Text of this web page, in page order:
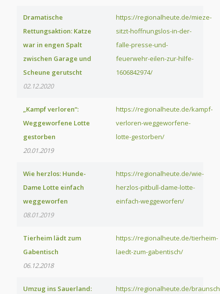
Dramatische
Rettungsaktion: Katze
war in engen Spalt
zwischen Garage und
Scheune gerutscht
02.12.2020
https://regionalheute.de/mieze-
sitzt-hoffnungslos-in-der-
falle-presse-und-
feuerwehr-eilen-zur-hilfe-
1606842974/
„Kampf verloren“:
Weggeworfene Lotte
gestorben
20.01.2019
https://regionalheute.de/kampf-
verloren-weggeworfene-
lotte-gestorben/
Wie herzlos: Hunde-
Dame Lotte einfach
weggeworfen
08.01.2019
https://regionalheute.de/wie-
herzlos-pitbull-dame-lotte-
einfach-weggeworfen/
Tierheim lädt zum
Gabentisch
06.12.2018
https://regionalheute.de/tierheim-
laedt-zum-gabentisch/
Umzug ins Sauerland:
https://regionalheute.de/